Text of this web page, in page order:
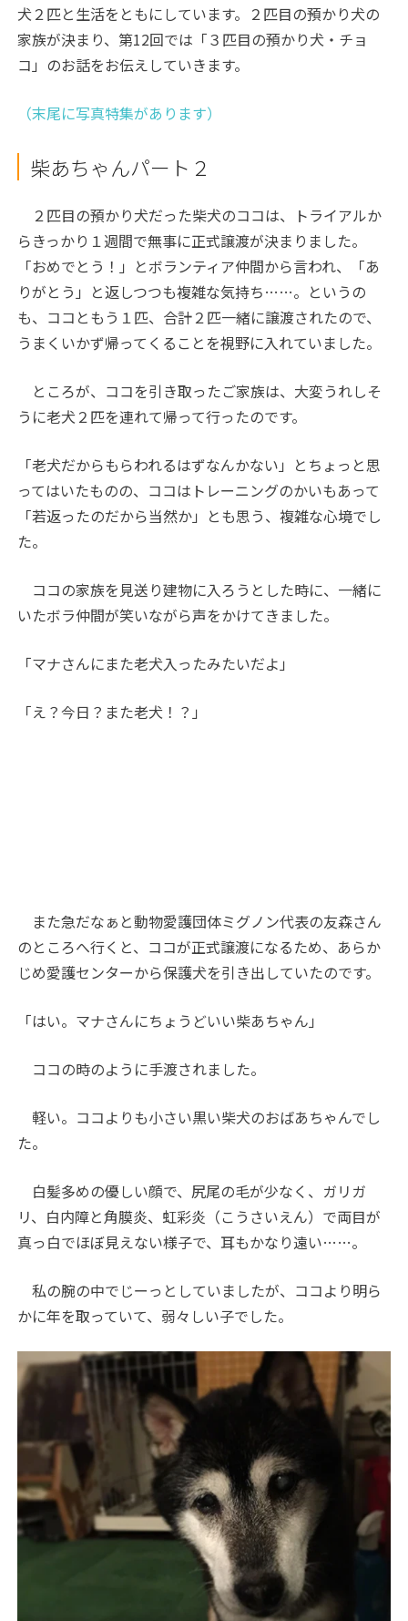
犬２匹と生活をともにしています。２匹目の預かり犬の
家族が決まり、第12回では「３匹目の預かり犬・チョ
コ」のお話をお伝えしていきます。
（末尾に写真特集があります）
柴あちゃんパート２
２匹目の預かり犬だった柴犬のココは、トライアルか
らきっかり１週間で無事に正式譲渡が決まりました。
「おめでとう！」とボランティア仲間から言われ、「あ
りがとう」と返しつつも複雑な気持ち……。というの
も、ココともう１匹、合計２匹一緒に譲渡されたので、
うまくいかず帰ってくることを視野に入れていました。
ところが、ココを引き取ったご家族は、大変うれしそ
うに老犬２匹を連れて帰って行ったのです。
「老犬だからもらわれるはずなんかない」とちょっと思
ってはいたものの、ココはトレーニングのかいもあって
「若返ったのだから当然か」とも思う、複雑な心境でし
た。
ココの家族を見送り建物に入ろうとした時に、一緒に
いたボラ仲間が笑いながら声をかけてきました。
「マナさんにまた老犬入ったみたいだよ」
「え？今日？また老犬！？」
また急だなぁと動物愛護団体ミグノン代表の友森さん
のところへ行くと、ココが正式譲渡になるため、あらか
じめ愛護センターから保護犬を引き出していたのです。
「はい。マナさんにちょうどいい柴あちゃん」
ココの時のように手渡されました。
軽い。ココよりも小さい黒い柴犬のおばあちゃんでし
た。
白髪多めの優しい顔で、尻尾の毛が少なく、ガリガ
リ、白内障と角膜炎、虹彩炎（こうさいえん）で両目が
真っ白でほぼ見えない様子で、耳もかなり遠い……。
私の腕の中でじーっとしていましたが、ココより明ら
かに年を取っていて、弱々しい子でした。